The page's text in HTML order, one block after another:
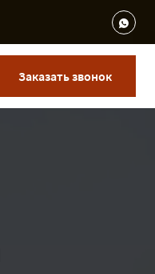
Заказать звонок